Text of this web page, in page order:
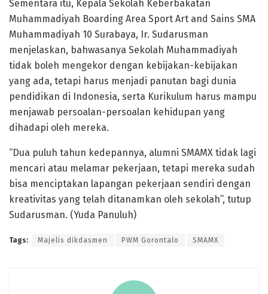
Sementara itu, Kepala Sekolah Keberbakatan
Muhammadiyah Boarding Area Sport Art and Sains SMA
Muhammadiyah 10 Surabaya, Ir. Sudarusman
menjelaskan, bahwasanya Sekolah Muhammadiyah
tidak boleh mengekor dengan kebijakan-kebijakan
yang ada, tetapi harus menjadi panutan bagi dunia
pendidikan di Indonesia, serta Kurikulum harus mampu
menjawab persoalan-persoalan kehidupan yang
dihadapi oleh mereka.
“Dua puluh tahun kedepannya, alumni SMAMX tidak lagi
mencari atau melamar pekerjaan, tetapi mereka sudah
bisa menciptakan lapangan pekerjaan sendiri dengan
kreativitas yang telah ditanamkan oleh sekolah”, tutup
Sudarusman. (Yuda Panuluh)
Tags: Majelis dikdasmen PWM Gorontalo SMAMX